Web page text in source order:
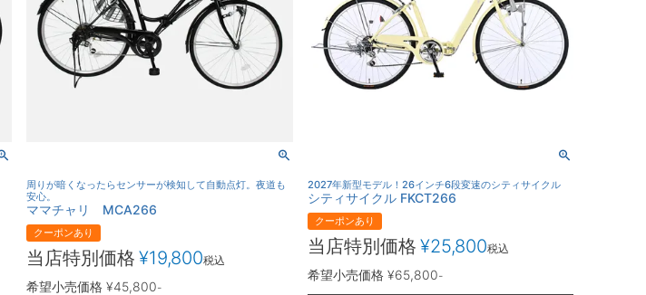
周りが暗くなったらセンサーが検知して自動点灯。夜道も
安心。
ママチャリ MCA266
クーポンあり
希望小売価格 ¥45,800-
当店特別価格 ¥19,800税込
2027年新型モデル！26インチ6段変速のシティサイクル
シティサイクル FKCT266
クーポンあり
希望小売価格 ¥65,800-
当店特別価格 ¥25,800税込